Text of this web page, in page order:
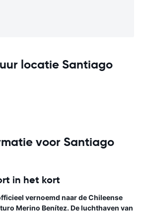
locatie Santiago
voor Santiago
in het kort
vernoemd naar de Chileense
Merino Benítez. De luchthaven van